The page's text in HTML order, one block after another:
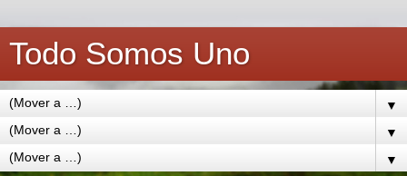
Todo Somos Uno
▼
▼
▼